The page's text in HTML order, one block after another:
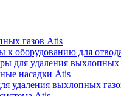
газов Atis
к оборудованию для
для удаления выхлопных
насадки Atis
удаления выхлопных